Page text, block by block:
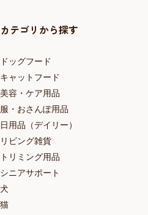
カテゴリから探す
ドッグフード
キャットフード
美容・ケア用品
服・おさんぽ用品
日用品（デイリー）
リビング雑貨
トリミング用品
シニアサポート
犬
猫